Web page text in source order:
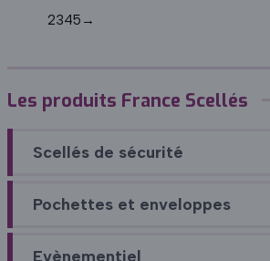
Les produits France Scellés
Scellés de sécurité
Pochettes et enveloppes
Evènementiel
2345 →